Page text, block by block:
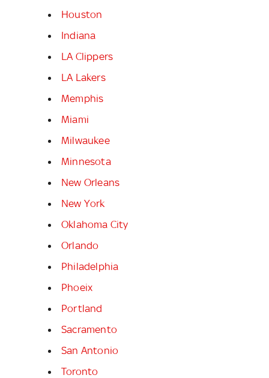
Houston
Indiana
LA Clippers
LA Lakers
Memphis
Miami
Milwaukee
Minnesota
New Orleans
New York
Oklahoma City
Orlando
Philadelphia
Phoeix
Portland
Sacramento
San Antonio
Toronto